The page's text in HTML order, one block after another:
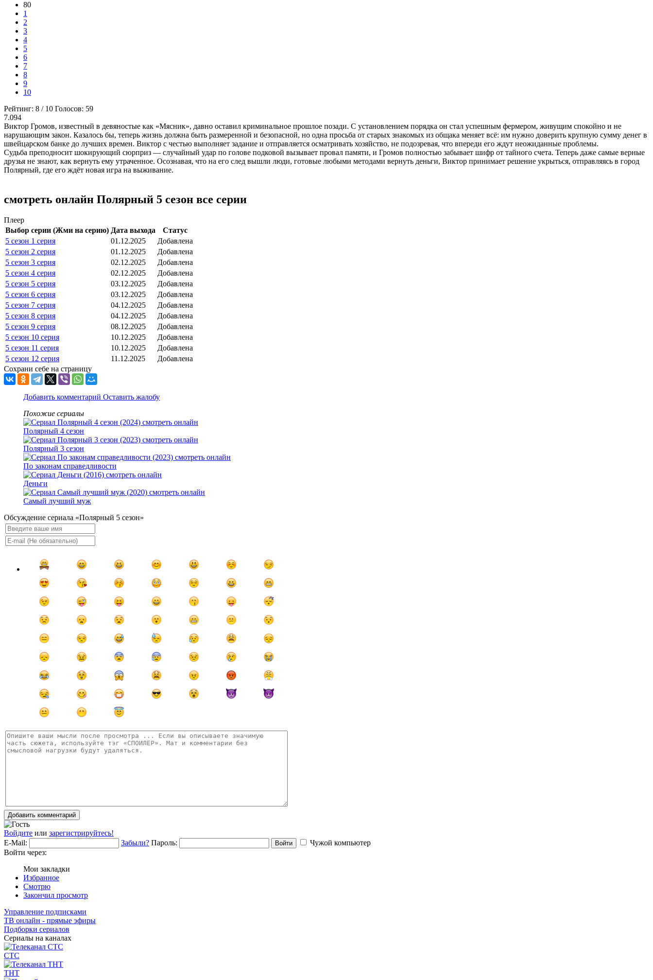
80
1
2
3
4
5
6
7
8
9
10
Рейтинг: 8 / 10 Голосов: 59
7.094
Виктор Громов, известный в девяностые как «Мясник», давно оставил криминальное прошлое позади. С установлением порядка он стал успешным фермером, живущим спокойно и не
нарушающим закон. Казалось бы, теперь жизнь должна быть размеренной и безопасной, но одна просьба от старых знакомых из общака меняет всё: им нужно доверить крупную сумму денег в
швейцарском банке до лучших времен. Виктор с честью выполняет задание и отправляется осматривать хозяйство, не подозревая, что впереди его ждут неожиданные проблемы.
Судьба преподносит шокирующий сюрприз — случайный удар по голове подковой вызывает провал памяти, и Громов полностью забывает шифр от тайного счета. Теперь даже самые верные
друзья не знают, как вернуть ему утраченное. Осознавая, что на его след вышли люди, готовые любыми методами вернуть деньги, Виктор принимает решение укрыться, отправляясь в город
Полярный, где его ждёт новая игра на выживание.
смотреть онлайн Полярный 5 сезон все серии
Плеер
Выбор серии (Жми на серию) Дата выхода
Статус
5 сезон 1 серия
01.12.2025
Добавлена
5 сезон 2 серия
01.12.2025
Добавлена
5 сезон 3 серия
02.12.2025
Добавлена
5 сезон 4 серия
02.12.2025
Добавлена
5 сезон 5 серия
03.12.2025
Добавлена
5 сезон 6 серия
03.12.2025
Добавлена
5 сезон 7 серия
04.12.2025
Добавлена
5 сезон 8 серия
04.12.2025
Добавлена
5 сезон 9 серия
08.12.2025
Добавлена
5 сезон 10 серия
10.12.2025
Добавлена
5 сезон 11 серия
10.12.2025
Добавлена
5 сезон 12 серия
11.12.2025
Добавлена
Сохрани себе на страницу
Добавить комментарий Оставить жалобу
Похожие сериалы
Полярный 4 сезон
Полярный 3 сезон
По законам справедливости
Деньги
Самый лучший муж
Обсуждение сериала «Полярный 5 сезон»
Добавить комментарий
Войдите или зарегистрируйтесь!
E-Mail:
Забыли? Пароль: Войти
Чужой компьютер
Войти через:
Мои закладки
Избранное
Смотрю
Закончил просмотр
Управление подписками
ТВ онлайн - прямые эфиры
Подборки сериалов
Сериалы на каналах
СТС
ТНТ